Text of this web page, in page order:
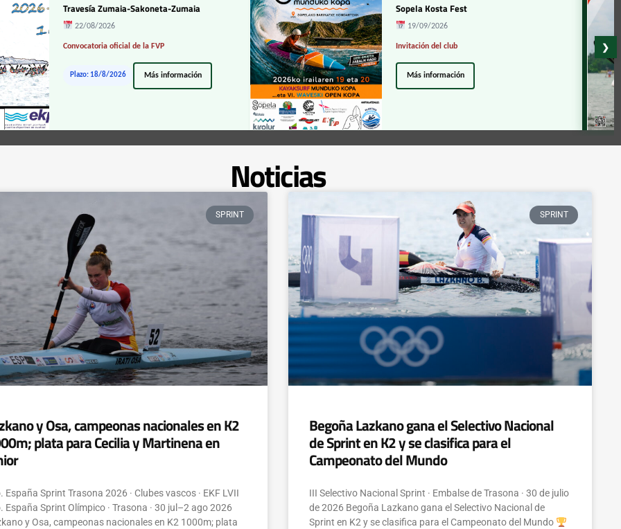
Travesía Zumaia-Sakoneta-Zumaia
22/08/2026
Convocatoria oficial de la FVP
Plazo: 18/8/2026 Más información
Sopela Kosta Fest
19/09/2026
Invitación del club
Más información
❯
Noticias
SPRINT
y Osa, campeonas nacionales en K2
plata para Cecilia y Martinena en
España Sprint Trasona 2026 · Clubes vascos · EKF LVII
España Sprint Olímpico · Trasona · 30 jul–2 ago 2026
y Osa, campeonas nacionales en K2 1000m; plata
SPRINT
Begoña Lazkano gana el Selectivo Nacional
de Sprint en K2 y se clasifica para el
Campeonato del Mundo
III Selectivo Nacional Sprint · Embalse de Trasona · 30 de julio
de 2026 Begoña Lazkano gana el Selectivo Nacional de
Sprint en K2 y se clasifica para el Campeonato del Mundo